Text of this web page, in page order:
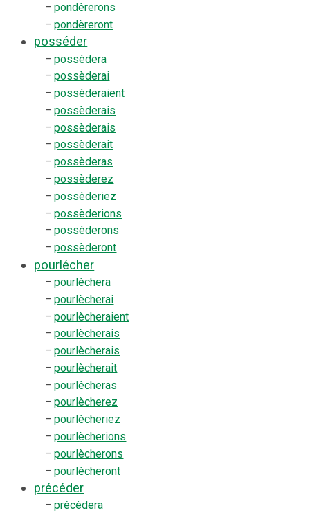
– pondèrerons
– pondèreront
posséder
– possèdera
– possèderai
– possèderaient
– possèderais
– possèderais
– possèderait
– possèderas
– possèderez
– possèderiez
– possèderions
– possèderons
– possèderont
pourlécher
– pourlèchera
– pourlècherai
– pourlècheraient
– pourlècherais
– pourlècherais
– pourlècherait
– pourlècheras
– pourlècherez
– pourlècheriez
– pourlècherions
– pourlècherons
– pourlècheront
précéder
– précèdera